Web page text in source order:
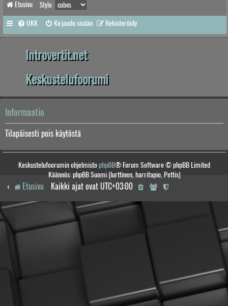
Etusivu Style:
UKK Kirjaudu sisään Rekisteröidy
Introvertit.net
Keskustelufoorumi
Informaatio
Tilapäisesti pois käytöstä
Keskustelufoorumin ohjelmistophpBB® Forum Software © phpBB Limited
Käännös: phpBB Suomi (lurttinen, harritapio, Pettis)
Etusivu Kaikki ajat ovat UTC+03:00